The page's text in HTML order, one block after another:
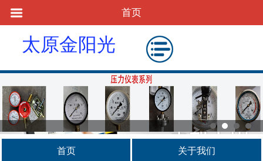
首页
太原金阳光
物资供应站
首页 关于我们